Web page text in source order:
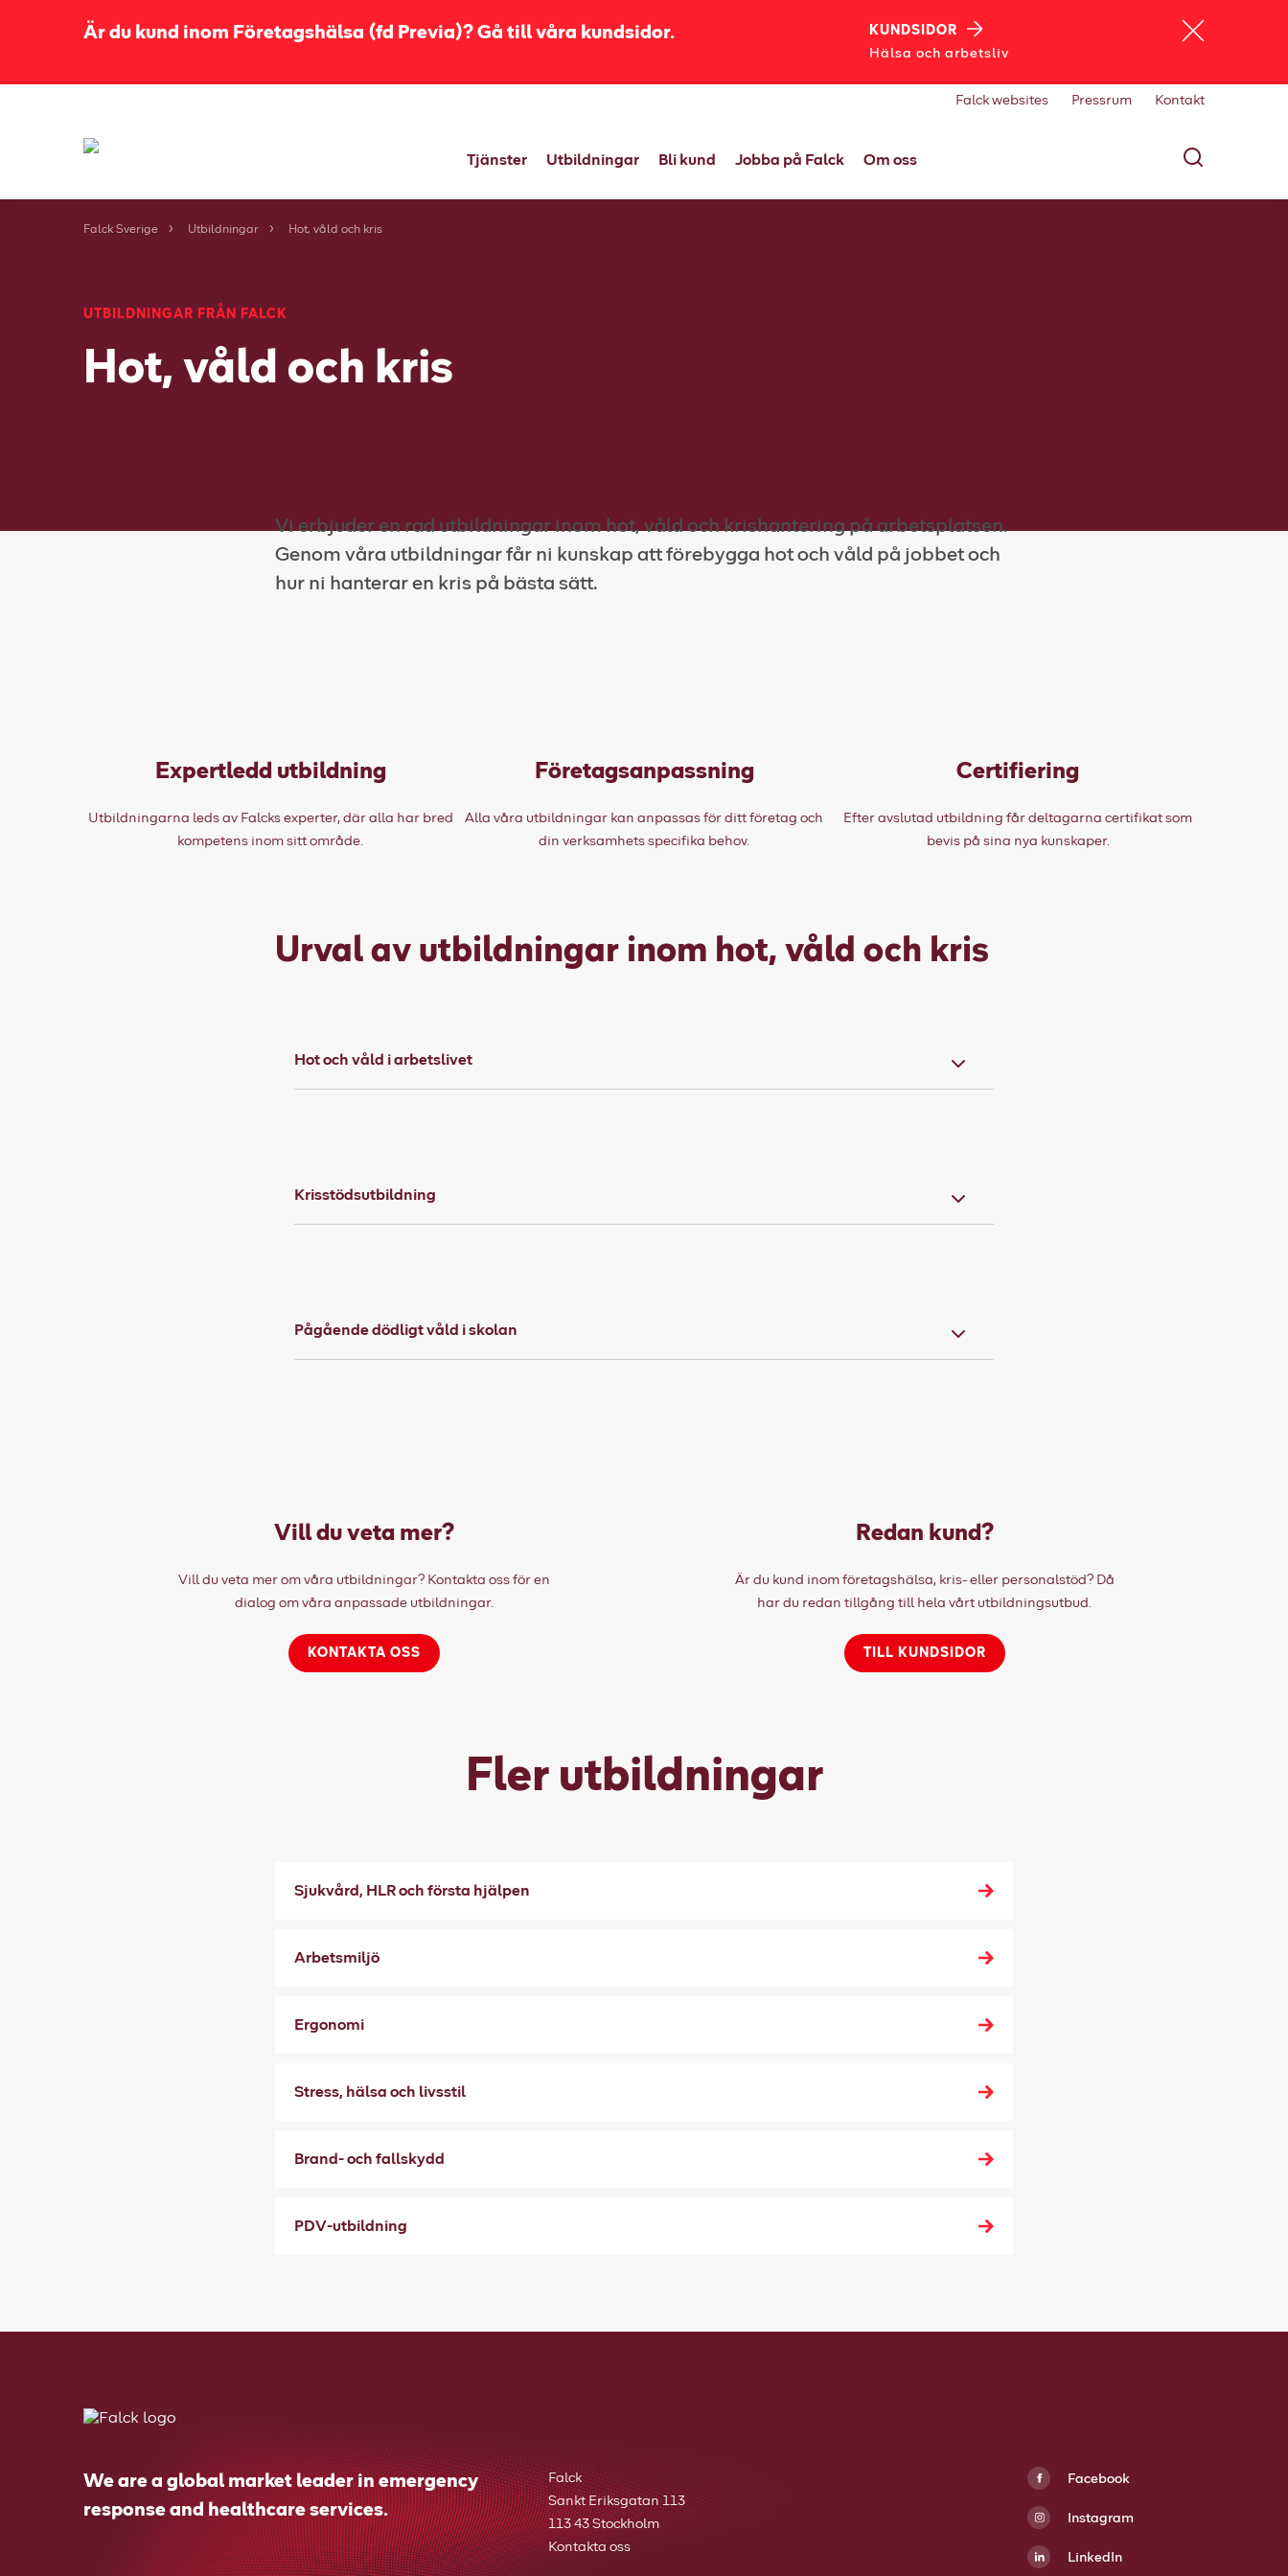
Är du kund inom Företagshälsa (fd Previa)? Gå till våra kundsidor.
KUNDSIDOR
Hälsa och arbetsliv
Falck websites Pressrum Kontakt
Tjänster Utbildningar Bli kund Jobba på Falck Om oss
Falck Sverige Utbildningar Hot, våld och kris
UTBILDNINGAR FRÅN FALCK
Hot, våld och kris
Vi erbjuder en rad utbildningar inom hot, våld och krishantering på arbetsplatsen.
Genom våra utbildningar får ni kunskap att förebygga hot och våld på jobbet och
hur ni hanterar en kris på bästa sätt.
Expertledd utbildning
Utbildningarna leds av Falcks experter, där alla har bred
kompetens inom sitt område.
Företagsanpassning
Alla våra utbildningar kan anpassas för ditt företag och
din verksamhets specifika behov.
Certifiering
Efter avslutad utbildning får deltagarna certifikat som
bevis på sina nya kunskaper.
Urval av utbildningar inom hot, våld och kris
Hot och våld i arbetslivet
Krisstödsutbildning
Pågående dödligt våld i skolan
Vill du veta mer?
Vill du veta mer om våra utbildningar? Kontakta oss för en
dialog om våra anpassade utbildningar.
KONTAKTA OSS
Redan kund?
Är du kund inom företagshälsa, kris- eller personalstöd? Då
har du redan tillgång till hela vårt utbildningsutbud.
TILL KUNDSIDOR
Fler utbildningar
Sjukvård, HLR och första hjälpen
Arbetsmiljö
Ergonomi
Stress, hälsa och livsstil
Brand- och fallskydd
PDV-utbildning
We are a global market leader in emergency
response and healthcare services.
Falck
Sankt Eriksgatan 113
113 43 Stockholm
Kontakta oss
Facebook
Instagram
LinkedIn